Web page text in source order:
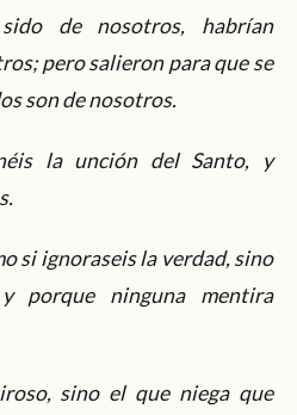
de nosotros, habrían
pero salieron para que se
son de nosotros.
la unción del Santo, y
si ignoraseis la verdad, sino
porque ninguna mentira
sino el que niega que